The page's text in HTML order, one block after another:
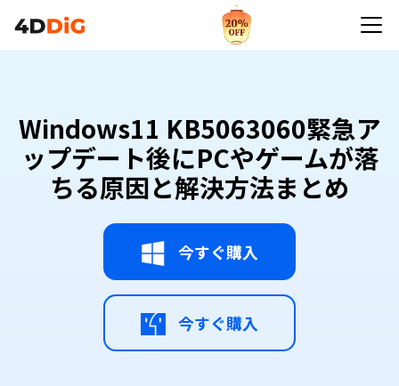
ゲームが落ちる原因と解決方法まとめ
Windows11 KB5063060緊急ア
ップデート後にPCやゲームが落
ちる原因と解決方法まとめ
今すぐ購入
今すぐ購入